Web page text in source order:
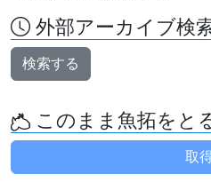
外部アーカイブ検
検索する
このまま魚拓をと